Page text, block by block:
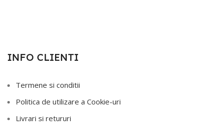
INFO CLIENTI
Termene si conditii
Politica de utilizare a Cookie-uri
Livrari si retururi